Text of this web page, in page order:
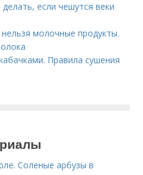
если чешутся веки
молочные продукты.
Правила сушения
Соленые арбузы в